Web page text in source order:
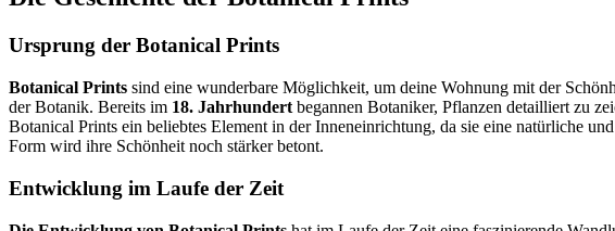
Ursprung der Botanical Prints
Botanical Prints sind eine wunderbare Möglichkeit, um deine Wohnung mit der
der Botanik. Bereits im 18. Jahrhundert begannen Botaniker, Pflanzen detailliert zu
Botanical Prints ein beliebtes Element in der Inneneinrichtung, da sie eine natürliche
Form wird ihre Schönheit noch stärker betont.
Entwicklung im Laufe der Zeit